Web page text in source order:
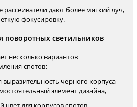
дают более мягкий луч,
фокусировку.
поворотных светильников
несколько вариантов
спотов:
черного корпуса
элемент дизайна,